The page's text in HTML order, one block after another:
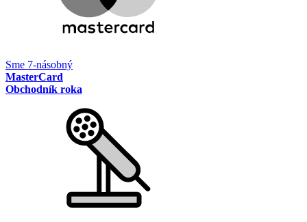
Sme 7-násobný
MasterCard
Obchodník roka